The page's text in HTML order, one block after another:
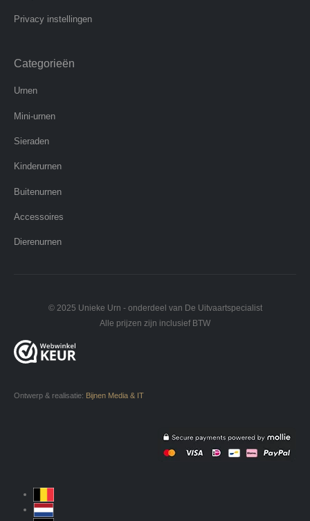
Privacy instellingen
Categorieën
Urnen
Mini-urnen
Sieraden
Kinderurnen
Buitenurnen
Accessoires
Dierenurnen
© 2025 Unieke Urn - onderdeel van De Uitvaartspecialist
Alle prijzen zijn inclusief BTW
Ontwerp & realisatie: Bijnen Media & IT